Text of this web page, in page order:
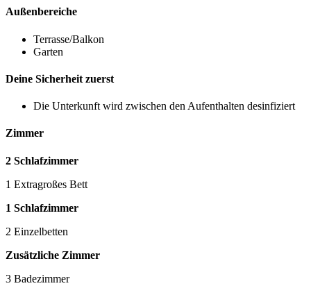
Außenbereiche
Terrasse/Balkon
Garten
Deine Sicherheit zuerst
Die Unterkunft wird zwischen den Aufenthalten desinfiziert
Zimmer
2 Schlafzimmer
1 Extragroßes Bett
1 Schlafzimmer
2 Einzelbetten
Zusätzliche Zimmer
3 Badezimmer